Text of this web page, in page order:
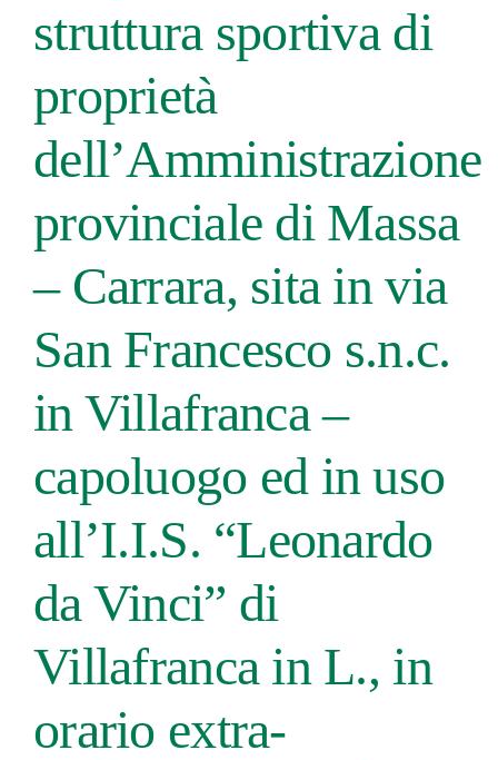
struttura sportiva di
proprietà
dell’Amministrazione
provinciale di Massa
– Carrara, sita in via
San Francesco s.n.c.
in Villafranca –
capoluogo ed in uso
all’I.I.S. “Leonardo
da Vinci” di
Villafranca in L., in
orario extra-